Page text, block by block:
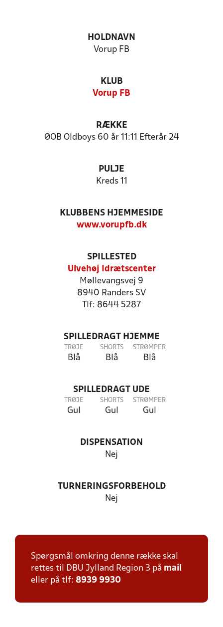
HOLDNAVN
Vorup FB
KLUB
Vorup FB
RÆKKE
ØOB Oldboys 60 år 11:11 Efterår 24
PULJE
Kreds 11
KLUBBENS HJEMMESIDE
www.vorupfb.dk
SPILLESTED
Ulvehøj Idrætscenter
Møllevangsvej 9
8940 Randers SV
Tlf: 8644 5287
SPILLEDRAGT HJEMME
TRØJE
Blå
SHORTS
Blå
STRØMPER
Blå
SPILLEDRAGT UDE
TRØJE
Gul
SHORTS
Gul
STRØMPER
Gul
DISPENSATION
Nej
TURNERINGSFORBEHOLD
Nej
Spørgsmål omkring denne række skal
rettes til DBU Jylland Region 3 på mail
eller på tlf: 8939 9930